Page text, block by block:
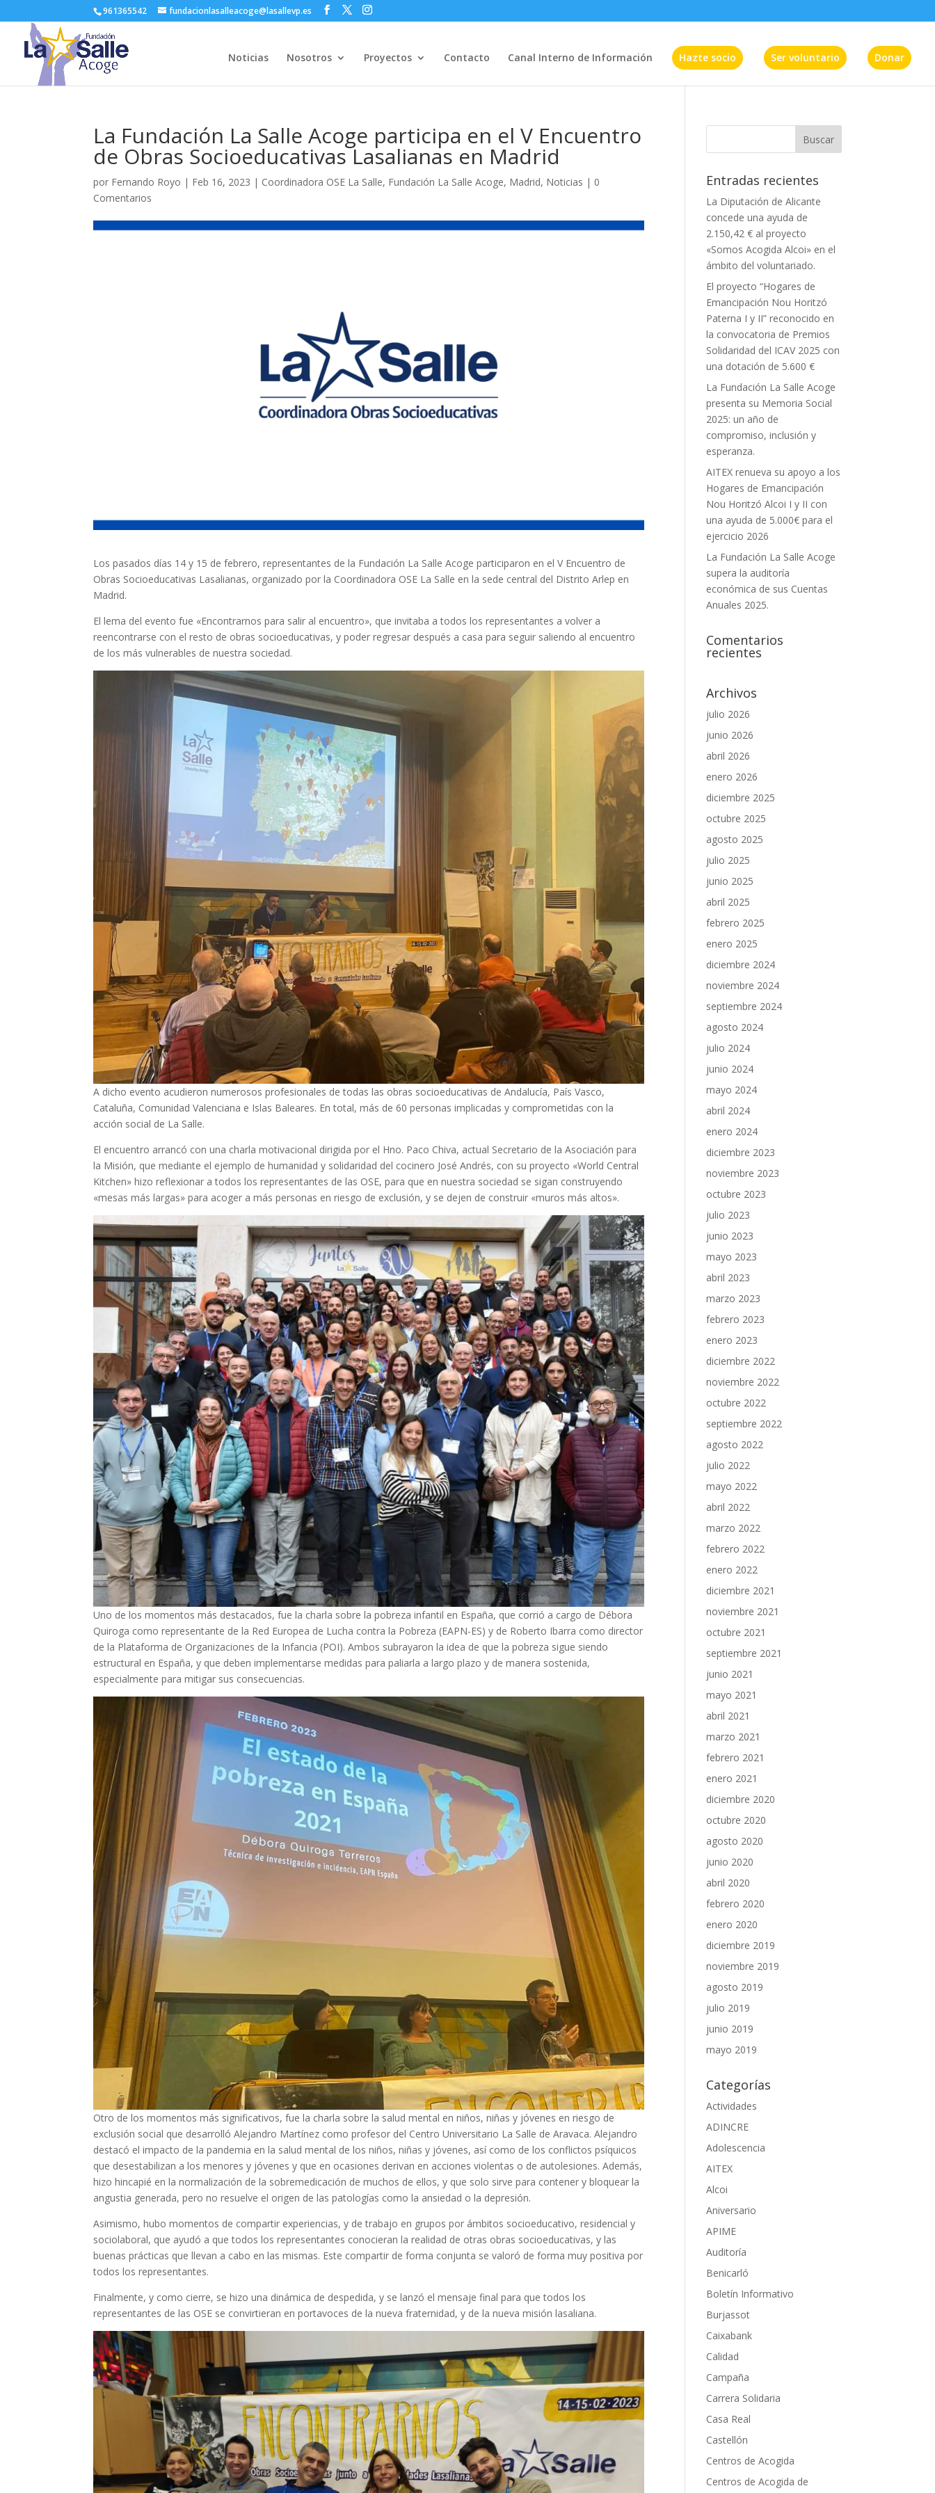
961365542 fundacionlasalleacoge@lasallevp.es
Noticias Nosotros Proyectos Contacto Canal Interno de Información Hazte socio Ser voluntario Donar
La Fundación La Salle Acoge participa en el V Encuentro
de Obras Socioeducativas Lasalianas en Madrid
por Fernando Royo | Feb 16, 2023 | Coordinadora OSE La Salle, Fundación La Salle Acoge, Madrid, Noticias | 0
Comentarios
Los pasados días 14 y 15 de febrero, representantes de la Fundación La Salle Acoge participaron en el V Encuentro de
Obras Socioeducativas Lasalianas, organizado por la Coordinadora OSE La Salle en la sede central del Distrito Arlep en
Madrid.
El lema del evento fue «Encontrarnos para salir al encuentro», que invitaba a todos los representantes a volver a
reencontrarse con el resto de obras socioeducativas, y poder regresar después a casa para seguir saliendo al encuentro
de los más vulnerables de nuestra sociedad.
A dicho evento acudieron numerosos profesionales de todas las obras socioeducativas de Andalucía, País Vasco,
Cataluña, Comunidad Valenciana e Islas Baleares. En total, más de 60 personas implicadas y comprometidas con la
acción social de La Salle.
El encuentro arrancó con una charla motivacional dirigida por el Hno. Paco Chiva, actual Secretario de la Asociación para
la Misión, que mediante el ejemplo de humanidad y solidaridad del cocinero José Andrés, con su proyecto «World Central
Kitchen» hizo reflexionar a todos los representantes de las OSE, para que en nuestra sociedad se sigan construyendo
«mesas más largas» para acoger a más personas en riesgo de exclusión, y se dejen de construir «muros más altos».
Uno de los momentos más destacados, fue la charla sobre la pobreza infantil en España, que corrió a cargo de Débora
Quiroga como representante de la Red Europea de Lucha contra la Pobreza (EAPN-ES) y de Roberto Ibarra como director
de la Plataforma de Organizaciones de la Infancia (POI). Ambos subrayaron la idea de que la pobreza sigue siendo
estructural en España, y que deben implementarse medidas para paliarla a largo plazo y de manera sostenida,
especialmente para mitigar sus consecuencias.
Otro de los momentos más significativos, fue la charla sobre la salud mental en niños, niñas y jóvenes en riesgo de
exclusión social que desarrolló Alejandro Martínez como profesor del Centro Universitario La Salle de Aravaca. Alejandro
destacó el impacto de la pandemia en la salud mental de los niños, niñas y jóvenes, así como de los conflictos psíquicos
que desestabilizan a los menores y jóvenes y que en ocasiones derivan en acciones violentas o de autolesiones. Además,
hizo hincapié en la normalización de la sobremedicación de muchos de ellos, y que solo sirve para contener y bloquear la
angustia generada, pero no resuelve el origen de las patologías como la ansiedad o la depresión.
Asimismo, hubo momentos de compartir experiencias, y de trabajo en grupos por ámbitos socioeducativo, residencial y
sociolaboral, que ayudó a que todos los representantes conocieran la realidad de otras obras socioeducativas, y las
buenas prácticas que llevan a cabo en las mismas. Este compartir de forma conjunta se valoró de forma muy positiva por
todos los representantes.
Finalmente, y como cierre, se hizo una dinámica de despedida, y se lanzó el mensaje final para que todos los
representantes de las OSE se convirtieran en portavoces de la nueva fraternidad, y de la nueva misión lasaliana.
Entradas recientes
La Diputación de Alicante
concede una ayuda de
2.150,42 € al proyecto
«Somos Acogida Alcoi» en el
ámbito del voluntariado.
El proyecto “Hogares de
Emancipación Nou Horitzó
Paterna I y II” reconocido en
la convocatoria de Premios
Solidaridad del ICAV 2025 con
una dotación de 5.600 €
La Fundación La Salle Acoge
presenta su Memoria Social
2025: un año de
compromiso, inclusión y
esperanza.
AITEX renueva su apoyo a los
Hogares de Emancipación
Nou Horitzó Alcoi I y II con
una ayuda de 5.000€ para el
ejercicio 2026
La Fundación La Salle Acoge
supera la auditoría
económica de sus Cuentas
Anuales 2025.
Comentarios
recientes
Archivos
julio 2026
junio 2026
abril 2026
enero 2026
diciembre 2025
octubre 2025
agosto 2025
julio 2025
junio 2025
abril 2025
febrero 2025
enero 2025
diciembre 2024
noviembre 2024
septiembre 2024
agosto 2024
julio 2024
junio 2024
mayo 2024
abril 2024
enero 2024
diciembre 2023
noviembre 2023
octubre 2023
julio 2023
junio 2023
mayo 2023
abril 2023
marzo 2023
febrero 2023
enero 2023
diciembre 2022
noviembre 2022
octubre 2022
septiembre 2022
agosto 2022
julio 2022
mayo 2022
abril 2022
marzo 2022
febrero 2022
enero 2022
diciembre 2021
noviembre 2021
octubre 2021
septiembre 2021
junio 2021
mayo 2021
abril 2021
marzo 2021
febrero 2021
enero 2021
diciembre 2020
octubre 2020
agosto 2020
junio 2020
abril 2020
febrero 2020
enero 2020
diciembre 2019
noviembre 2019
agosto 2019
julio 2019
junio 2019
mayo 2019
Categorías
Actividades
ADINCRE
Adolescencia
AITEX
Alcoi
Aniversario
APIME
Auditoría
Benicarló
Boletín Informativo
Burjassot
Caixabank
Calidad
Campaña
Carrera Solidaria
Casa Real
Castellón
Centros de Acogida
Centros de Acogida de